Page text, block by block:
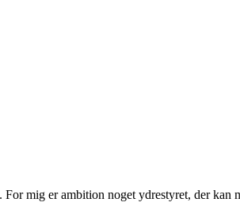
mig er ambition noget ydrestyret, der kan